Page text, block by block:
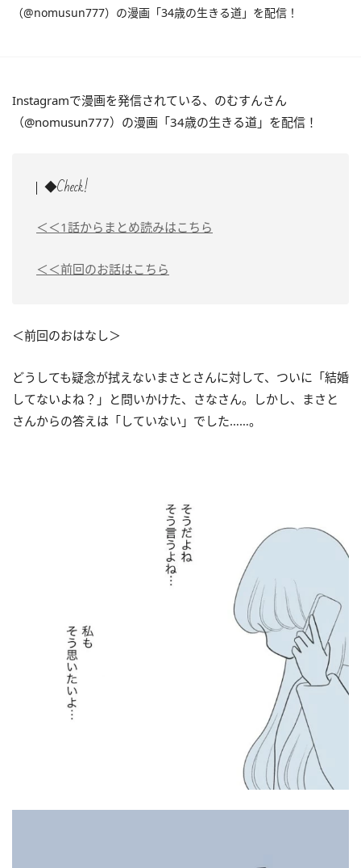
（@nomusun777）の漫画「34歳の生きる道」を配信！
Instagramで漫画を発信されている、のむすんさん
（@nomusun777）の漫画「34歳の生きる道」を配信！
◆Check!
＜＜1話からまとめ読みはこちら
＜＜前回のお話はこちら
＜前回のおはなし＞
どうしても疑念が拭えないまさとさんに対して、ついに「結婚
してないよね？」と問いかけた、さなさん。しかし、まさと
さんからの答えは「していない」でした……。